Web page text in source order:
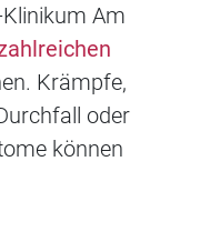
Am
Krämpfe,
oder
können